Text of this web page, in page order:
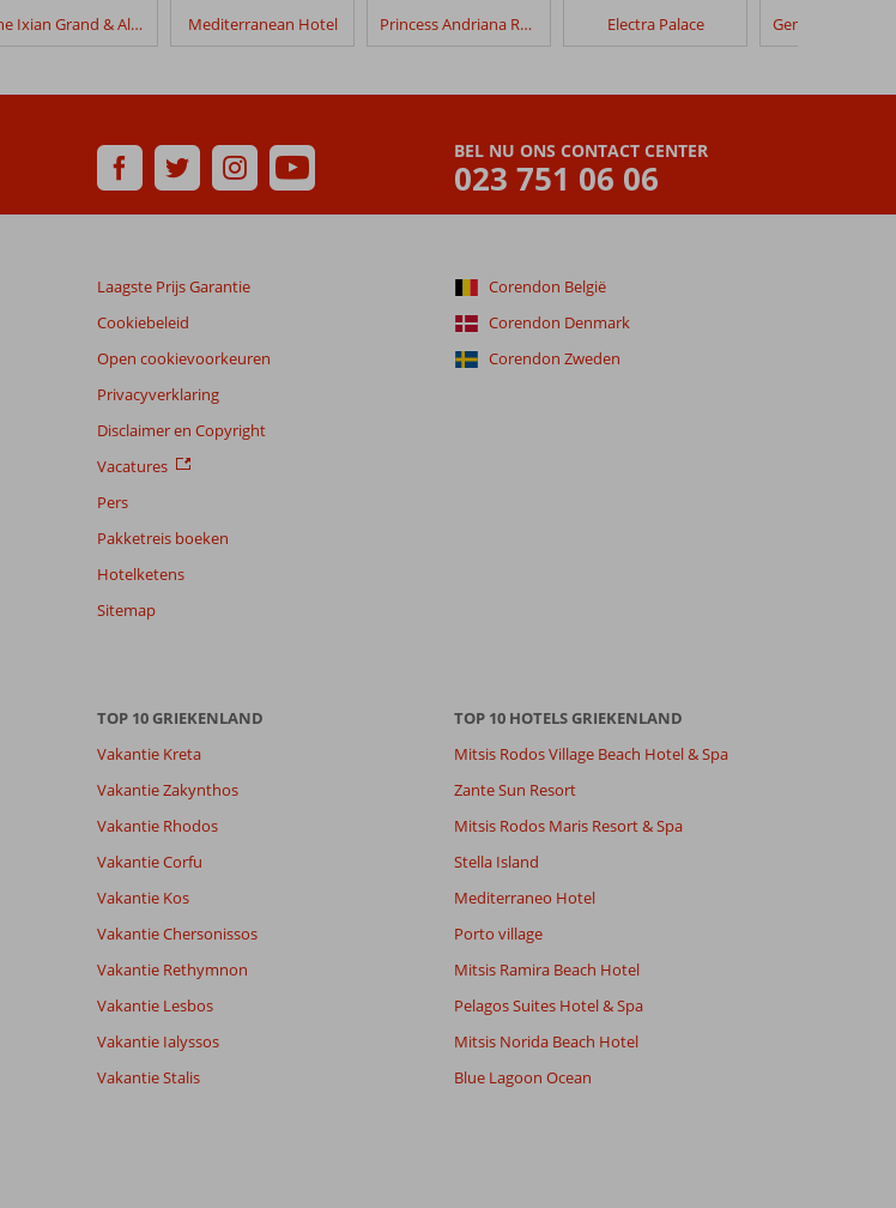
The Ixian Grand & All Suites Mediterranean Hotel Princess Andriana Resort Electra Palace Gennadi Grand
BEL NU ONS CONTACT CENTER
023 751 06 06
Laagste Prijs Garantie
Cookiebeleid
Open cookievoorkeuren
Privacyverklaring
Disclaimer en Copyright
Vacatures
Pers
Pakketreis boeken
Hotelketens
Sitemap
Corendon België
Corendon Denmark
Corendon Zweden
TOP 10 GRIEKENLAND
Vakantie Kreta
Vakantie Zakynthos
Vakantie Rhodos
Vakantie Corfu
Vakantie Kos
Vakantie Chersonissos
Vakantie Rethymnon
Vakantie Lesbos
Vakantie Ialyssos
Vakantie Stalis
TOP 10 HOTELS GRIEKENLAND
Mitsis Rodos Village Beach Hotel & Spa
Zante Sun Resort
Mitsis Rodos Maris Resort & Spa
Stella Island
Mediterraneo Hotel
Porto village
Mitsis Ramira Beach Hotel
Pelagos Suites Hotel & Spa
Mitsis Norida Beach Hotel
Blue Lagoon Ocean